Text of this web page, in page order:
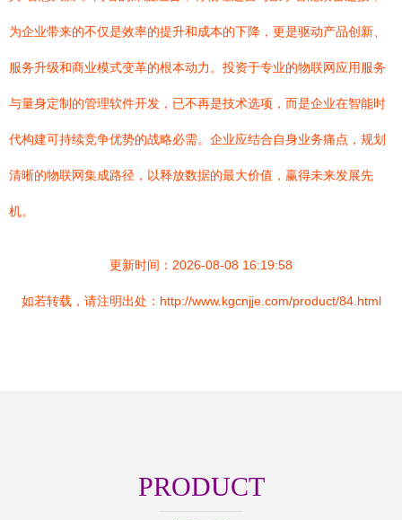
为企业带来的不仅是效率的提升和成本的下降，更是驱动产品创新、
服务升级和商业模式变革的根本动力。投资于专业的物联网应用服务
与量身定制的管理软件开发，已不再是技术选项，而是企业在智能时
代构建可持续竞争优势的战略必需。企业应结合自身业务痛点，规划
清晰的物联网集成路径，以释放数据的最大价值，赢得未来发展先
机。
更新时间：2026-08-08 16:19:58
如若转载，请注明出处：http://www.kgcnjje.com/product/84.html
PRODUCT